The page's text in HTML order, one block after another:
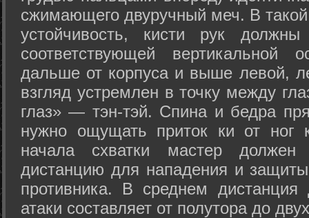
сжимающего двуручный меч. В
устойчивость, кисти рук
соответствующей
дальше от корпуса и выше левой,
взгляд устремлен в точку между
глаз» — тэн-тэй. Спина и бедра
нужно ощущать приток ки от
начала схватки мастер должен
дистанцию для нападения и
противника. В среднем
атаки составляет от полутора до